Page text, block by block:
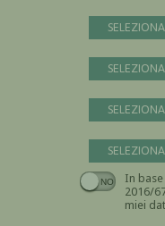
In base
2016/679
miei